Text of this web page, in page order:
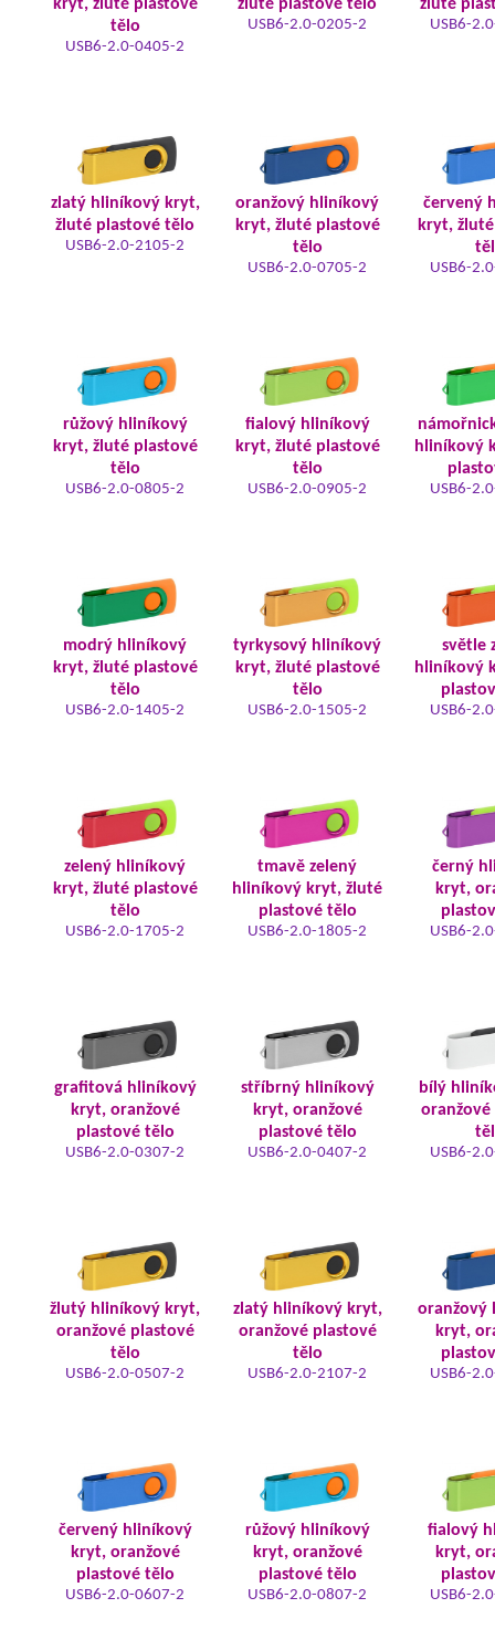
kryt, žluté plastové
tělo
USB6-2.0-0405-2
žluté plastové tělo
USB6-2.0-0205-2
žluté
USB6-
zlatý hliníkový kryt,
žluté plastové tělo
USB6-2.0-2105-2
oranžový hliníkový
kryt, žluté plastové
tělo
USB6-2.0-0705-2
červený
kryt,
USB6-
růžový hliníkový
kryt, žluté plastové
tělo
USB6-2.0-0805-2
fialový hliníkový
kryt, žluté plastové
tělo
USB6-2.0-0905-2
hliníkový
USB6-
modrý hliníkový
kryt, žluté plastové
tělo
USB6-2.0-1405-2
tyrkysový hliníkový
kryt, žluté plastové
tělo
USB6-2.0-1505-2
světle
hliníkový
USB6-
zelený hliníkový
kryt, žluté plastové
tělo
USB6-2.0-1705-2
tmavě zelený
hliníkový kryt, žluté
plastové tělo
USB6-2.0-1805-2
černý
kryt,
USB6-
grafitová hliníkový
kryt, oranžové
plastové tělo
USB6-2.0-0307-2
stříbrný hliníkový
kryt, oranžové
plastové tělo
USB6-2.0-0407-2
bílý
oranžové
USB6-
žlutý hliníkový kryt,
oranžové plastové
tělo
USB6-2.0-0507-2
zlatý hliníkový kryt,
oranžové plastové
tělo
USB6-2.0-2107-2
oranžový
kryt,
USB6-
červený hliníkový
kryt, oranžové
plastové tělo
USB6-2.0-0607-2
růžový hliníkový
kryt, oranžové
plastové tělo
USB6-2.0-0807-2
fialový
kryt,
USB6-